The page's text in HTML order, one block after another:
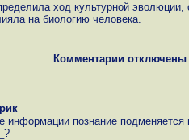
ход культурной
на биологию человека.
Комментарии отключены
информации познание подменяется